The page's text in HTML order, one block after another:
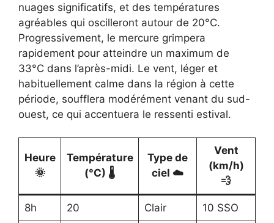
nuages significatifs, et des températures
agréables qui oscilleront autour de 20°C.
Progressivement, le mercure grimpera
rapidement pour atteindre un maximum de
33°C dans l’après-midi. Le vent, léger et
habituellement calme dans la région à cette
période, soufflera modérément venant du sud-
ouest, ce qui accentuera le ressenti estival.
Heure
🌞
Température
(°C) 🌡️
Type de
ciel ☁️
Vent
(km/h)
💨
8h 20 Clair 10 SSO